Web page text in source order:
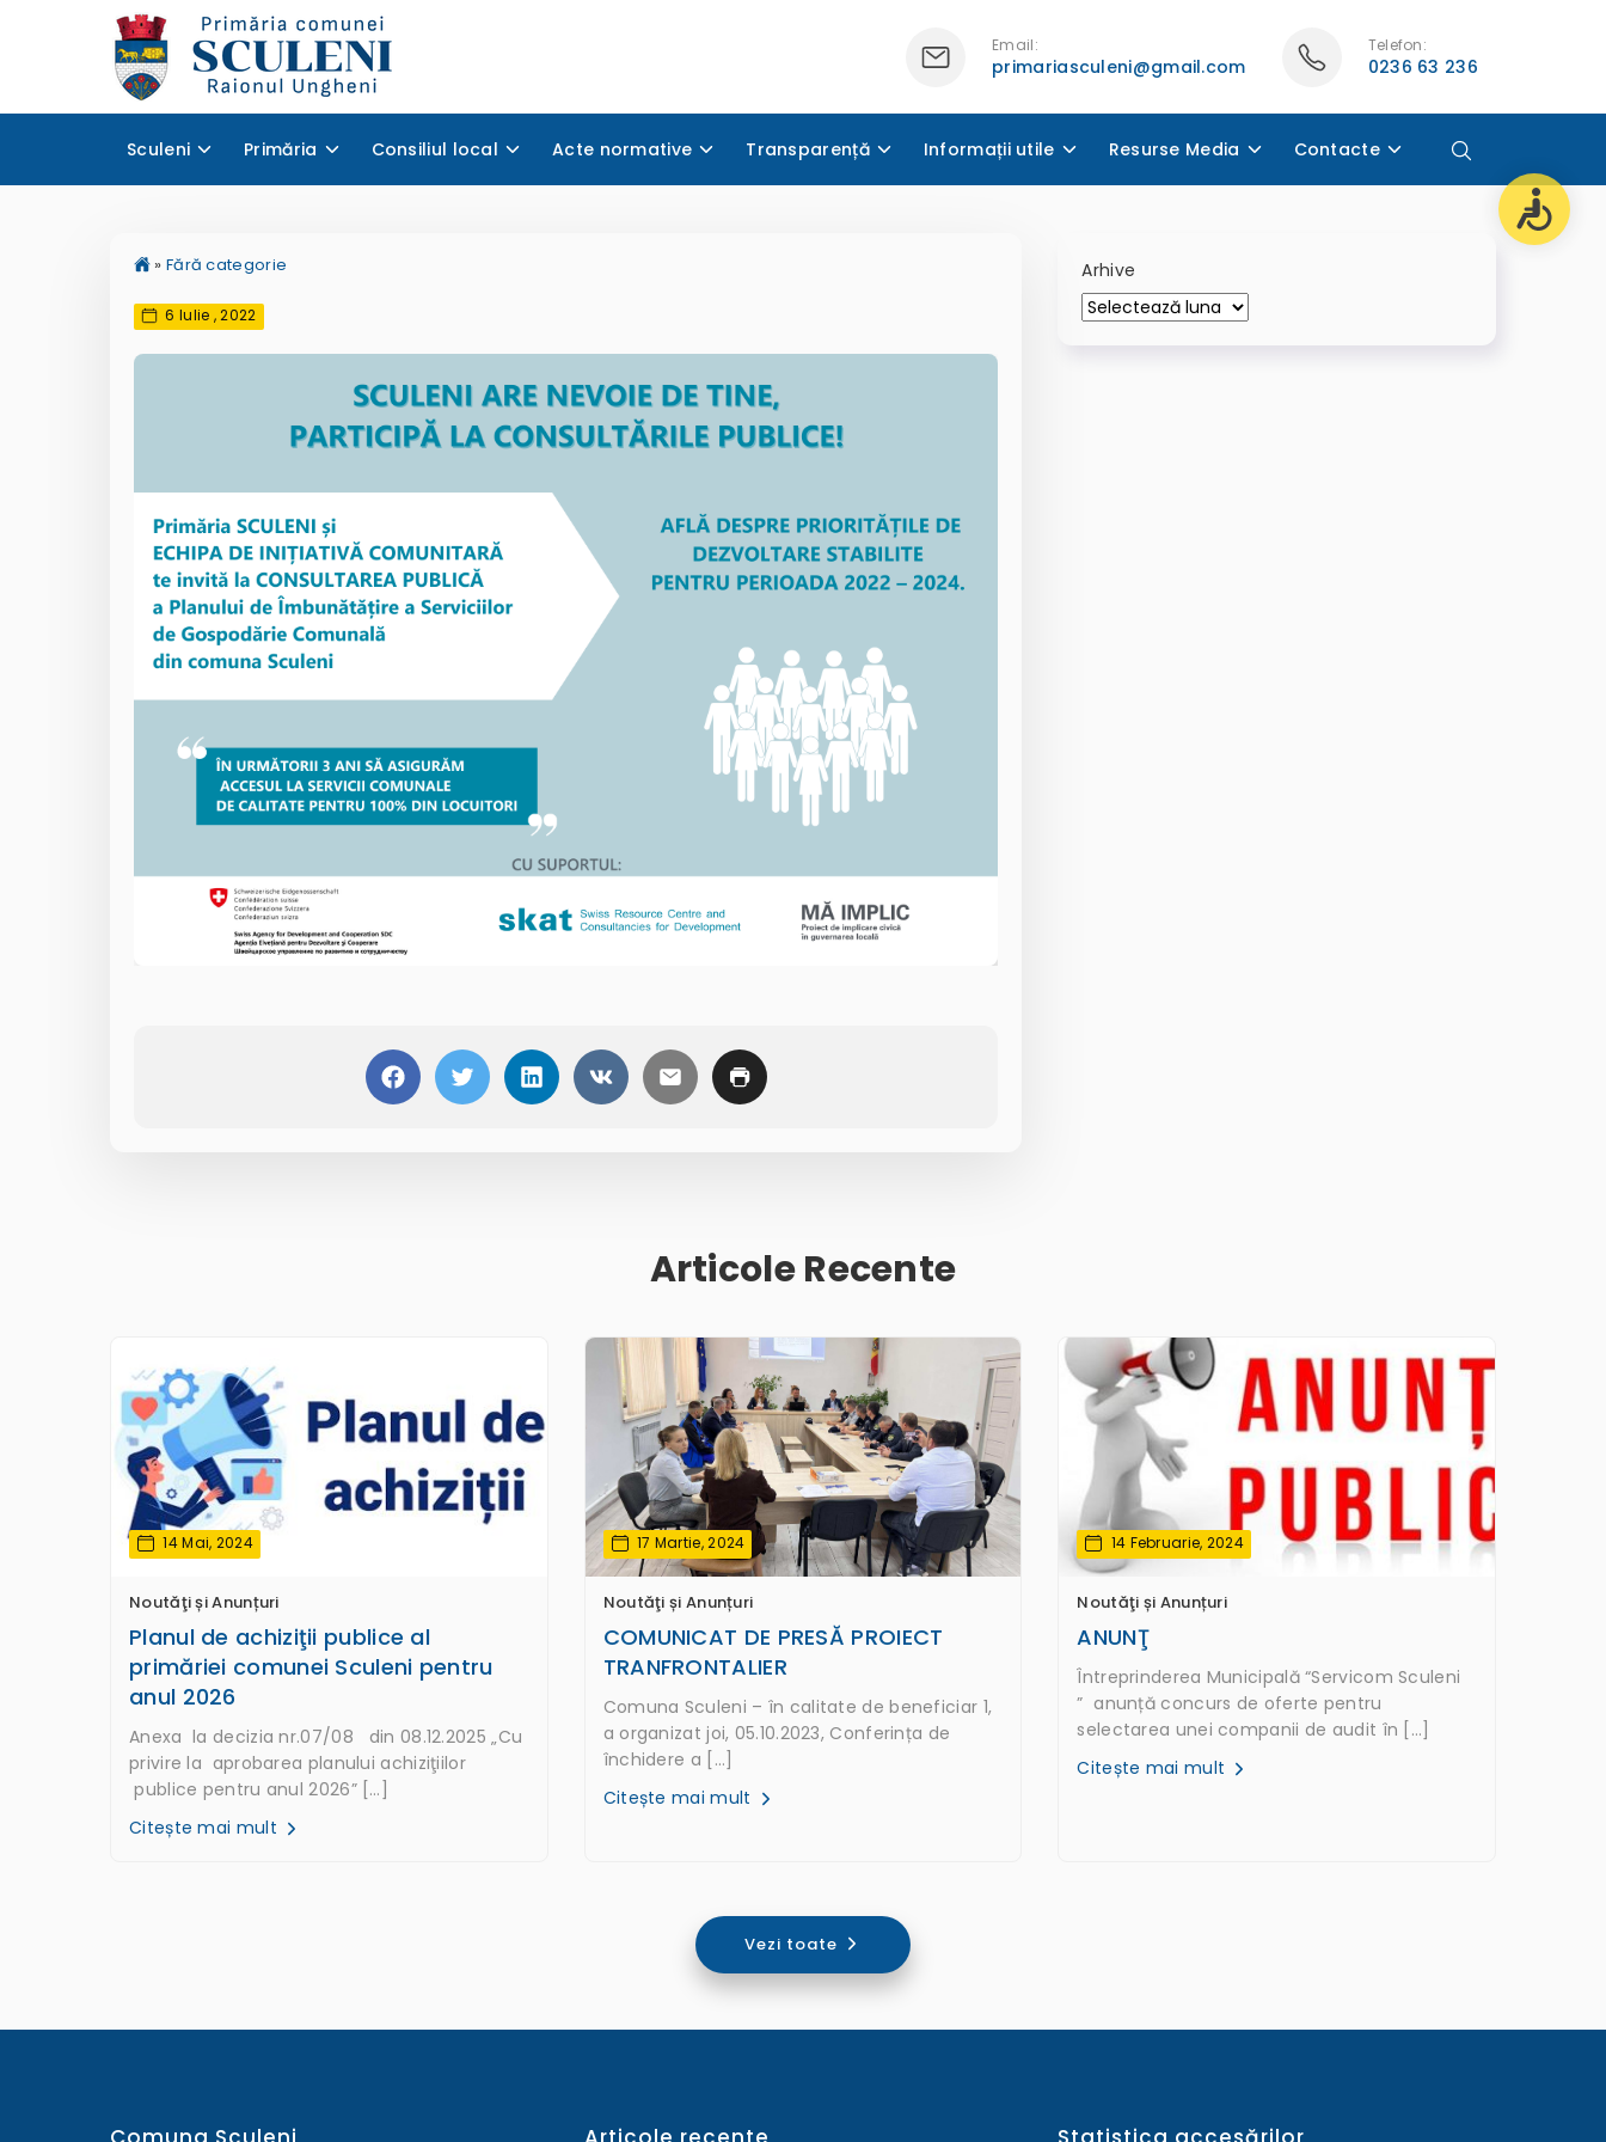
Email:
primariasculeni@gmail.com
Telefon:
0236 63 236
Sculeni Primăria Consiliul local Acte normative Transparență Informații utile Resurse Media Contacte
» Fără categorie
6 Iulie , 2022
Arhive
Articole Recente
14 Mai, 2024
Noutăţi și Anunțuri
Planul de achiziţii publice al
primăriei comunei Sculeni pentru
anul 2026
Anexa la decizia nr.07/08 din 08.12.2025 „Cu
privire la aprobarea planului achiziţiilor
publice pentru anul 2026” […]
Citește mai mult
17 Martie, 2024
Noutăţi și Anunțuri
COMUNICAT DE PRESĂ PROIECT
TRANFRONTALIER
Comuna Sculeni – în calitate de beneficiar 1,
a organizat joi, 05.10.2023, Conferința de
închidere a […]
Citește mai mult
14 Februarie, 2024
Noutăţi și Anunțuri
ANUNŢ
Întreprinderea Municipală “Servicom Sculeni
” anunță concurs de oferte pentru
selectarea unei companii de audit în […]
Citește mai mult
Vezi toate